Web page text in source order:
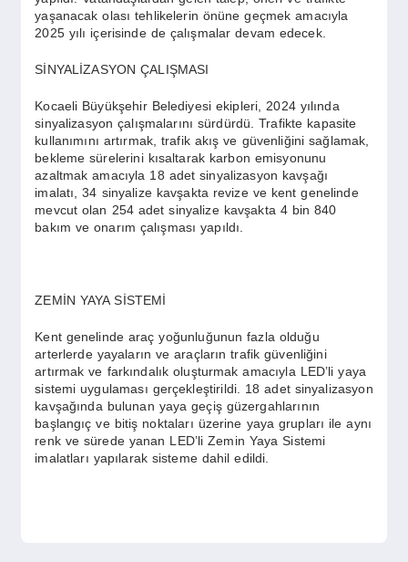
yaşanacak olası tehlikelerin önüne geçmek amacıyla
2025 yılı içerisinde de çalışmalar devam edecek.
SİNYALİZASYON ÇALIŞMASI
Kocaeli Büyükşehir Belediyesi ekipleri, 2024 yılında
sinyalizasyon çalışmalarını sürdürdü. Trafikte kapasite
kullanımını artırmak, trafik akış ve güvenliğini sağlamak,
bekleme sürelerini kısaltarak karbon emisyonunu
azaltmak amacıyla 18 adet sinyalizasyon kavşağı
imalatı, 34 sinyalize kavşakta revize ve kent genelinde
mevcut olan 254 adet sinyalize kavşakta 4 bin 840
bakım ve onarım çalışması yapıldı.
ZEMİN YAYA SİSTEMİ
Kent genelinde araç yoğunluğunun fazla olduğu
arterlerde yayaların ve araçların trafik güvenliğini
artırmak ve farkındalık oluşturmak amacıyla LED’li yaya
sistemi uygulaması gerçekleştirildi. 18 adet sinyalizasyon
kavşağında bulunan yaya geçiş güzergahlarının
başlangıç ve bitiş noktaları üzerine yaya grupları ile aynı
renk ve sürede yanan LED’li Zemin Yaya Sistemi
imalatları yapılarak sisteme dahil edildi.